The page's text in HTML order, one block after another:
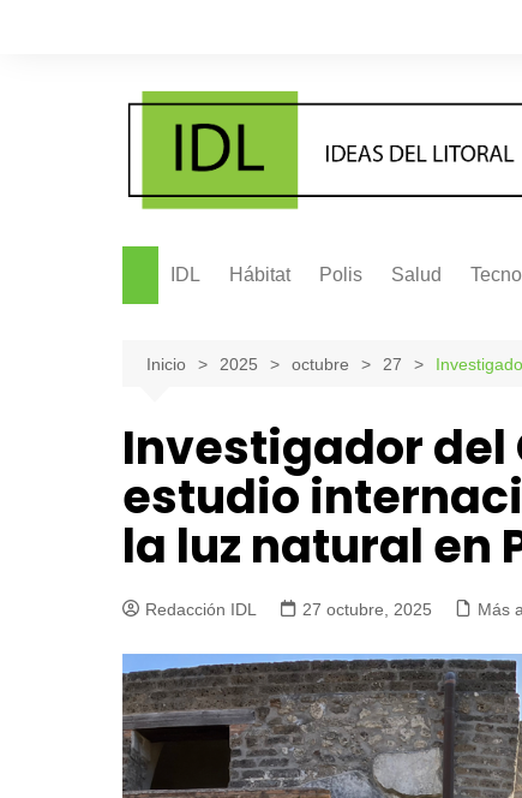
IDL Hábitat Polis Salud Tecno
Inicio 2025 octubre 27
Investigador del
estudio
la luz natural en
Redacción IDL 27 octubre, 2025 Más